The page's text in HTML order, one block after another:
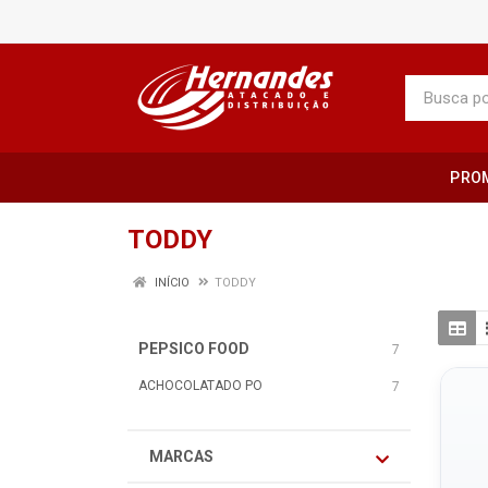
TODDY
INÍCIO TODDY
PEPSICO FOOD 7
ACHOCOLATADO PO 7
MARCAS